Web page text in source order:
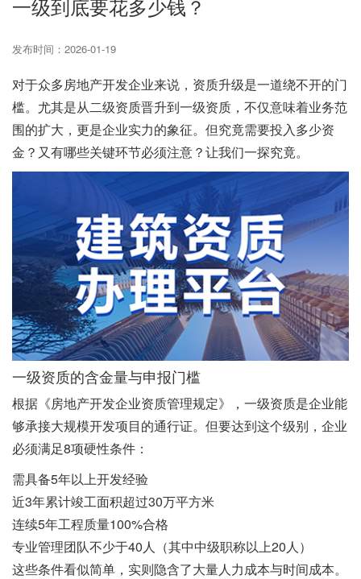
一级到底要花多少钱？
发布时间：2026-01-19
对于众多房地产开发企业来说，资质升级是一道绕不开的门
槛。尤其是从二级资质晋升到一级资质，不仅意味着业务范
围的扩大，更是企业实力的象征。但究竟需要投入多少资
金？又有哪些关键环节必须注意？让我们一探究竟。
一级资质的含金量与申报门槛
根据《房地产开发企业资质管理规定》，一级资质是企业能
够承接大规模开发项目的通行证。但要达到这个级别，企业
必须满足8项硬性条件：
需具备5年以上开发经验
近3年累计竣工面积超过30万平方米
连续5年工程质量100%合格
专业管理团队不少于40人（其中中级职称以上20人）
这些条件看似简单，实则隐含了大量人力成本与时间成本。